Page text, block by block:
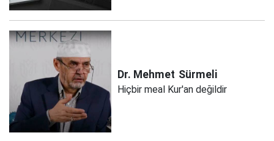
Dr. Mehmet Sürmeli
Hiçbir meal Kur'an değildir